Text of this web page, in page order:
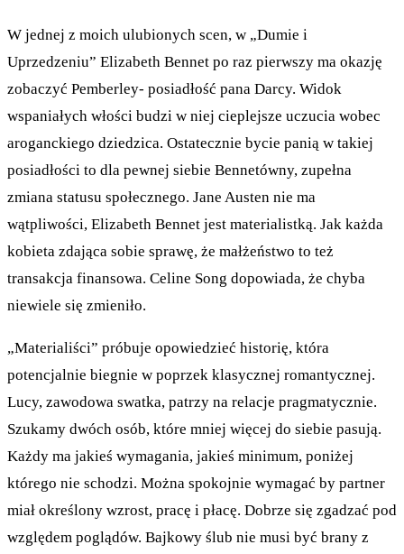
W jednej z moich ulubionych scen, w „Dumie i
Uprzedzeniu” Elizabeth Bennet po raz pierwszy ma okazję
zobaczyć Pemberley- posiadłość pana Darcy. Widok
wspaniałych włości budzi w niej cieplejsze uczucia wobec
aroganckiego dziedzica. Ostatecznie bycie panią w takiej
posiadłości to dla pewnej siebie Bennetówny, zupełna
zmiana statusu społecznego. Jane Austen nie ma
wątpliwości, Elizabeth Bennet jest materialistką. Jak każda
kobieta zdająca sobie sprawę, że małżeństwo to też
transakcja finansowa. Celine Song dopowiada, że chyba
niewiele się zmieniło.
„Materialiści” próbuje opowiedzieć historię, która
potencjalnie biegnie w poprzek klasycznej romantycznej.
Lucy, zawodowa swatka, patrzy na relacje pragmatycznie.
Szukamy dwóch osób, które mniej więcej do siebie pasują.
Każdy ma jakieś wymagania, jakieś minimum, poniżej
którego nie schodzi. Można spokojnie wymagać by partner
miał określony wzrost, pracę i płacę. Dobrze się zgadzać pod
względem poglądów. Bajkowy ślub nie musi być brany z